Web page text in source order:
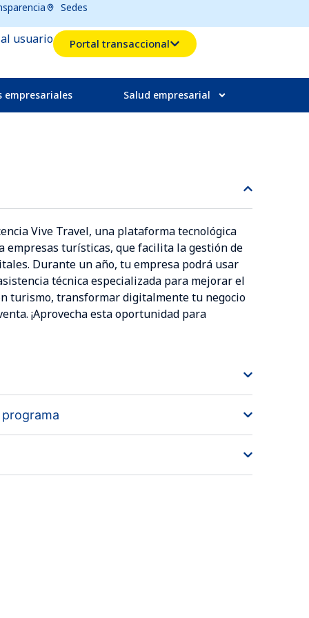
Sedes
usuario Portal transaccional
empresariales Salud empresarial
Vive Travel, una plataforma tecnológica
empresas turísticas, que facilita la gestión de
Durante un año, tu empresa podrá usar
técnica especializada para mejorar el
turismo, transformar digitalmente tu negocio
¡Aprovecha esta oportunidad para